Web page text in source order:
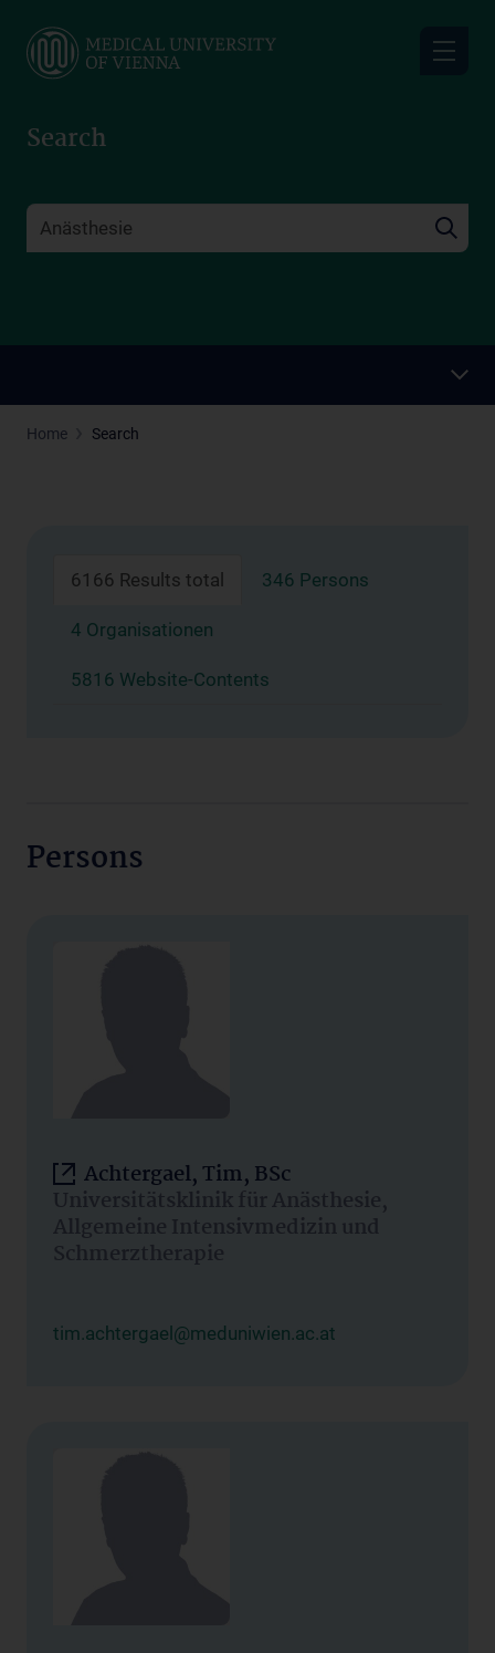
main
Search
Home Search
6166 Results total 346 Persons
4 Organisationen
5816 Website-Contents
Persons
Achtergael, Tim, BSc
Universitätsklinik für Anästhesie,
Allgemeine Intensivmedizin und
Schmerztherapie
tim.achtergael@meduniwien.ac.at